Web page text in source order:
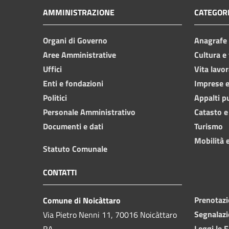
AMMINISTRAZIONE
Organi di Governo
Aree Amministrative
Uffici
Enti e fondazioni
Politici
Personale Amministrativo
Documenti e dati
Statuto Comunale
Cultura
Vita
Imprese
Appalti
Catasto
Turismo
Mobilità
CONTATTI
Comune di Noicàttaro
Via Pietro Nenni 11, 70016 Noicàttaro